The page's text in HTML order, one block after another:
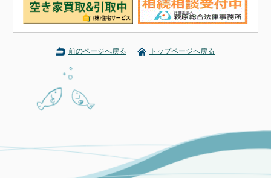
前のページへ戻る トップページへ戻る